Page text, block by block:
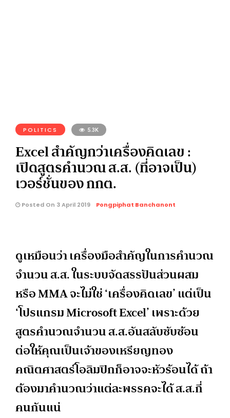
POLITICS 5.3K
Excel สำคัญกว่าเครื่องคิดเลข :
เปิดสูตรคำนวณ ส.ส. (ที่อาจเป็น)
เวอร์ชั่นของ กกต.
Posted On 3 April 2019 Pongpiphat Banchanont
ดูเหมือนว่า เครื่องมือสำคัญในการคำนวณ
จำนวน ส.ส. ในระบบจัดสรรปันส่วนผสม
หรือ MMA จะไม่ใช่ ‘เครื่องคิดเลข’ แต่เป็น
‘โปรแกรม Microsoft Excel’ เพราะด้วย
สูตรคำนวณจำนวน ส.ส.อันสลับซับซ้อน
ต่อให้คุณเป็นเจ้าของเหรียญทอง
คณิตศาสตร์โอลิมปิกก็อาจจะหัวร้อนได้ ถ้า
ต้องมาคำนวณว่าแต่ละพรรคจะได้ ส.ส.กี่
คนกันแน่